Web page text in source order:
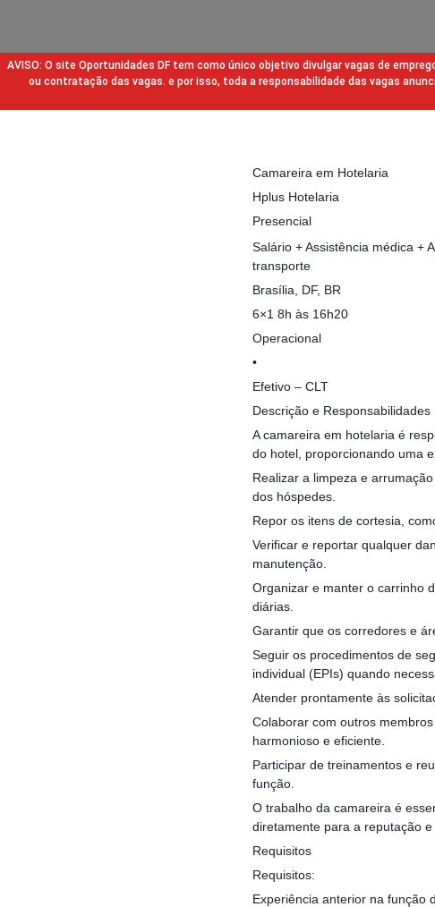
AVISO: O site Oportunidades DF tem como único objetivo divulgar vagas de
ou contratação das vagas. e por isso, toda a responsabilidade das vagas
Camareira em Hotelaria
Hplus Hotelaria
Presencial
Salário + Assistência médica +
transporte
Brasília, DF, BR
6×1 8h às 16h20
Operacional
•
Efetivo – CLT
Descrição e Responsabilidades
A camareira em hotelaria é
do hotel, proporcionando uma
Realizar a limpeza e
dos hóspedes.
Repor os itens de cortesia,
Verificar e reportar qualquer
manutenção.
Organizar e manter o carrinho
diárias.
Garantir que os corredores e
Seguir os procedimentos de
individual (EPIs) quando
Atender prontamente às
Colaborar com outros
harmonioso e eficiente.
Participar de treinamentos e
função.
O trabalho da camareira é
diretamente para a reputação e
Requisitos
Requisitos:
Experiência anterior na função